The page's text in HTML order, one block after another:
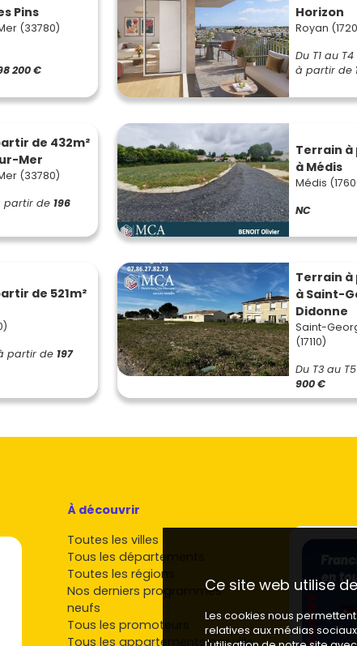
Pins
(33780)
200 €
Horizon
Royan
Du T1 au T4
à partir de
de 432m²
Mer
(33780)
partir de 196
Terrain à
à Médis
Médis
NC
de 521m²
partir de 197
Terrain à
à Saint-
Didonne
Saint-
(17110)
Du T3 au T5
900 €
À découvrir
Toutes les villes
Tous les départements
Toutes les régions
Nos derniers programmes
neufs
Tous les promoteurs
Tous les appartements par ville
Ce site web utilise
Les cookies nous
relatives aux médias